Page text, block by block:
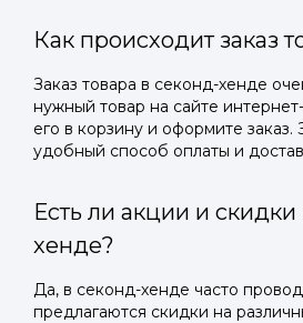
Как происходит заказ
Заказ товара в секонд-хенде
нужный товар на сайте
его в корзину и оформите заказ.
удобный способ оплаты и
Есть ли акции и скидки
хенде?
Да, в секонд-хенде часто
предлагаются скидки на